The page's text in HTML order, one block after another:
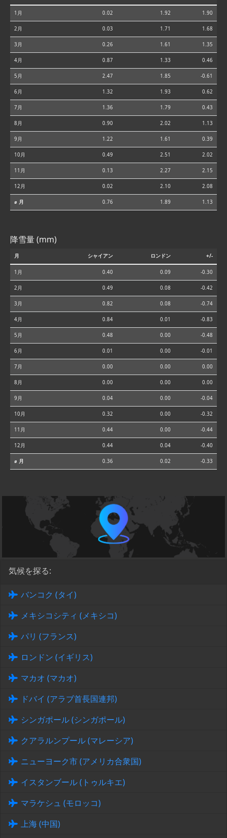
1月 0.02 1.92 1.90
2月 0.03 1.71 1.68
3月 0.26 1.61 1.35
4月 0.87 1.33 0.46
5月 2.47 1.85 -0.61
6月 1.32 1.93 0.62
7月 1.36 1.79 0.43
8月 0.90 2.02 1.13
9月 1.22 1.61 0.39
10月 0.49 2.51 2.02
11月 0.13 2.27 2.15
12月 0.02 2.10 2.08
⌀ 月 0.76 1.89 1.13
降雪量 (mm)
月 シャイアン ロンドン +/-
1月 0.40 0.09 -0.30
2月 0.49 0.08 -0.42
3月 0.82 0.08 -0.74
4月 0.84 0.01 -0.83
5月 0.48 0.00 -0.48
6月 0.01 0.00 -0.01
7月 0.00 0.00 0.00
8月 0.00 0.00 0.00
9月 0.04 0.00 -0.04
10月 0.32 0.00 -0.32
11月 0.44 0.00 -0.44
12月 0.44 0.04 -0.40
⌀ 月 0.36 0.02 -0.33
気候を探る:
バンコク (タイ)
メキシコシティ (メキシコ)
パリ (フランス)
ロンドン (イギリス)
マカオ (マカオ)
ドバイ (アラブ首長国連邦)
シンガポール (シンガポール)
クアラルンプール (マレーシア)
ニューヨーク市 (アメリカ合衆国)
イスタンブール (トゥルキエ)
マラケシュ (モロッコ)
上海 (中国)